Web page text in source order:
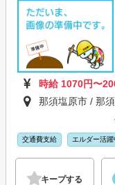
時給 1070円〜
那須塩原市 / 那
交通費支給 エルダー活躍
キープする